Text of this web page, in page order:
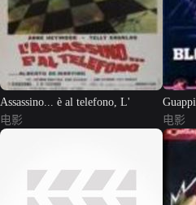
Assassino... è al telefono, L'
电影
Guappi
电影